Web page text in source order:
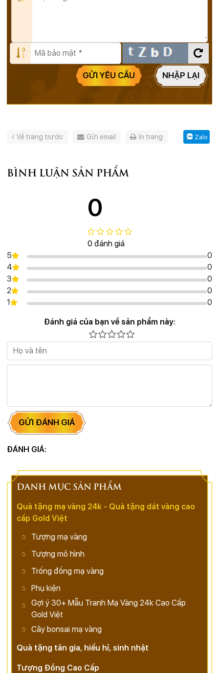
GỬI YÊU CẦU NHẬP LẠI
Về trang trước Gửi email In trang Zalo
BÌNH LUẬN SẢN PHẨM
0
0 đánh giá
5
0
4
0
3
0
2
0
1
0
Đánh giá của bạn về sản phẩm này:
GỬI ĐÁNH GIÁ
ĐÁNH GIÁ:
DANH MỤC SẢN PHẨM
Quà tặng mạ vàng 24k - Quà tặng dát vàng cao
cấp Gold Việt
Tượng mạ vàng
Tượng mô hình
Trống đồng mạ vàng
Phụ kiện
Gợi ý 30+ Mẫu Tranh Mạ Vàng 24k Cao Cấp
Gold Việt
Cây bonsai mạ vàng
Quà tặng tân gia, hiếu hỉ, sinh nhật
Tượng Đồng Cao Cấp